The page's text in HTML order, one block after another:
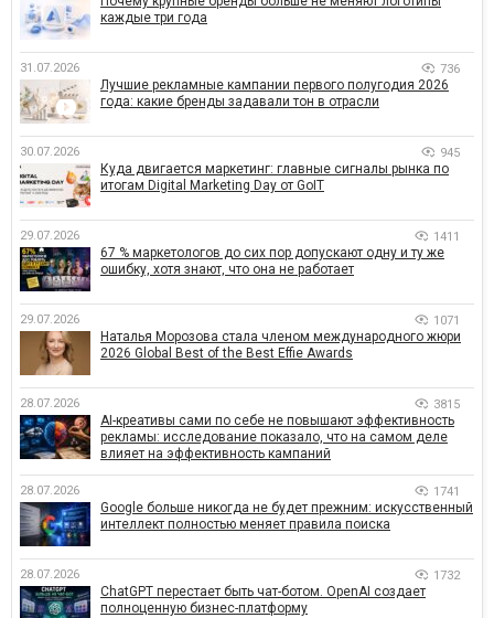
каждые три года
31.07.2026 736
Лучшие рекламные кампании первого полугодия 2026
года: какие бренды задавали тон в отрасли
30.07.2026 945
Куда двигается маркетинг: главные сигналы рынка по
итогам Digital Marketing Day от GoIT
29.07.2026 1411
67 % маркетологов до сих пор допускают одну и ту же
ошибку, хотя знают, что она не работает
29.07.2026 1071
Наталья Морозова стала членом международного жюри
2026 Global Best of the Best Effie Awards
28.07.2026 3815
AI-креативы сами по себе не повышают эффективность
рекламы: исследование показало, что на самом деле
влияет на эффективность кампаний
28.07.2026 1741
Google больше никогда не будет прежним: искусственный
интеллект полностью меняет правила поиска
28.07.2026 1732
ChatGPT перестает быть чат-ботом. OpenAI создает
полноценную бизнес-платформу